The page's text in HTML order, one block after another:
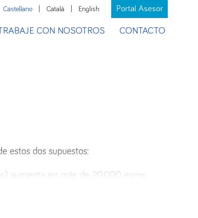
Castellano Català English Portal Asesor
CON NOSOTROS CONTACTO
estos dos supuestos:
aumenta en más de 20.000 euros.